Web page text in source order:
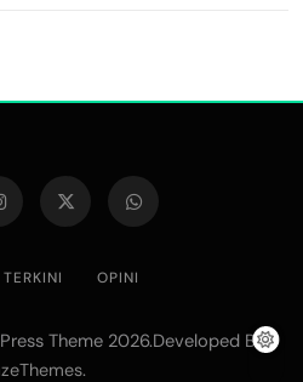
TERKINI OPINI
Theme 2026.Developed By
.